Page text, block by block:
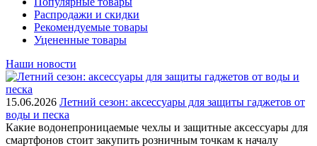
Распродажи и скидки
Рекомендуемые товары
Уцененные товары
Наши новости
15.06.2026 Летний сезон: аксессуары для защиты гаджетов от
воды и песка
Какие водонепроницаемые чехлы и защитные аксессуары для
смартфонов стоит закупить розничным точкам к началу